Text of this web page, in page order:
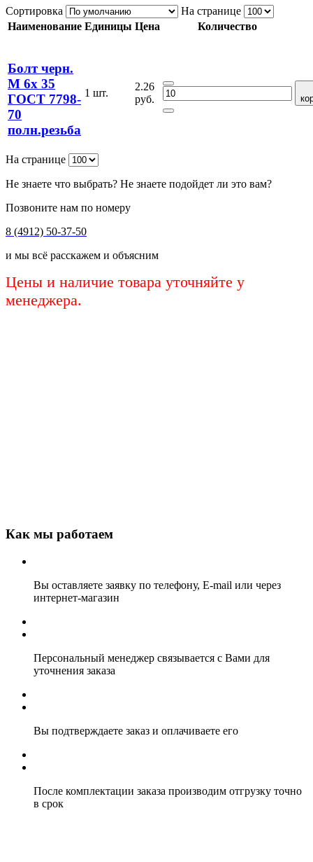
Сортировка
На странице
Наименование Единицы Цена Количество
Болт черн.
М 6х 35
ГОСТ 7798-
70
полн.резьба
1 шт.
2.26
руб.
На странице
Не знаете что выбрать? Не знаете подойдет ли это вам?
Позвоните нам по номеру
8 (4912) 50-37-50
и мы всё расскажем и объясним
Цены и наличие товара уточняйте у
менеджера.
Как мы работаем
Вы оставляете заявку по телефону, E-mail или через
интернет-магазин
Персональный менеджер связывается с Вами для
уточнения заказа
Вы подтверждаете заказ и оплачиваете его
После комплектации заказа производим отгрузку точно
в срок